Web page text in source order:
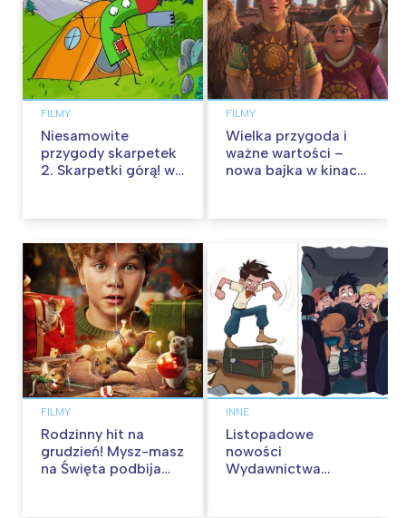
FILMY
Niesamowite
przygody skarpetek
2. Skarpetki górą! w
FILMY
Wielka przygoda i
ważne wartości –
nowa bajka w kinach
FILMY
Rodzinny hit na
grudzień! Mysz-masz
na Święta podbija
INNE
Listopadowe
nowości
Wydawnictwa